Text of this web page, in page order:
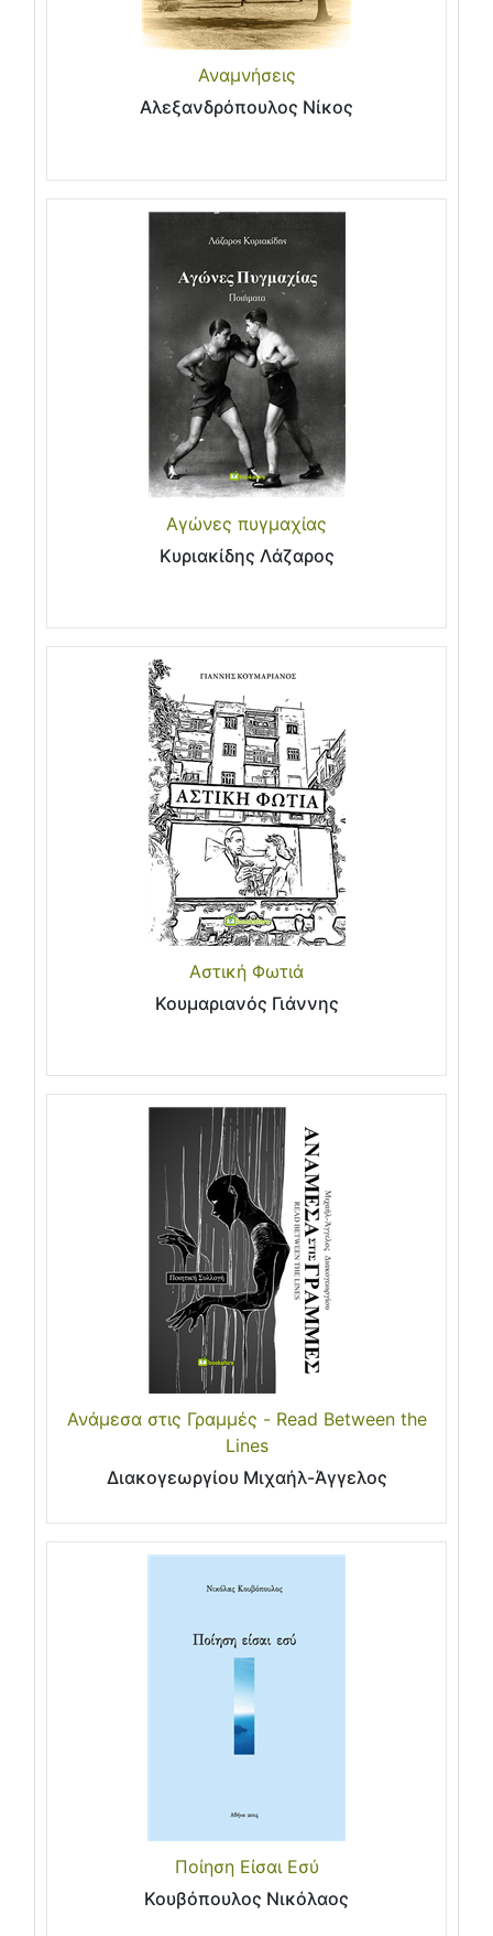
Αναμνήσεις
Αλεξανδρόπουλος Νίκος
Αγώνες πυγμαχίας
Κυριακίδης Λάζαρος
Αστική Φωτιά
Κουμαριανός Γιάννης
Ανάμεσα στις Γραμμές - Read Between the
Lines
Διακογεωργίου Μιχαήλ-Άγγελος
Ποίηση Είσαι Εσύ
Κουβόπουλος Νικόλαος